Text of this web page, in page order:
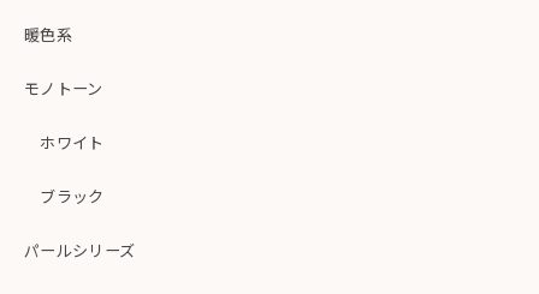
暖色系
モノトーン
ホワイト
ブラック
パールシリーズ